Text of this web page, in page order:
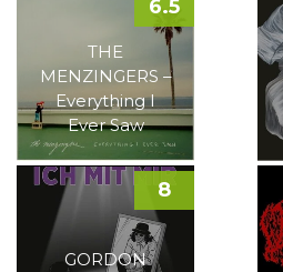
THE
MENZINGERS –
Everything I
Ever Saw
6.5
GORDON
8